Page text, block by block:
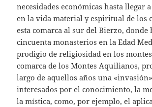
necesidades económicas hasta llegar
en la vida material y espiritual de los
esta comarca al sur del Bierzo, donde
cincuenta monasterios en la Edad
prodigio de religiosidad en los
comarca de los Montes Aquilianos,
largo de aquellos años una
interesados por el conocimiento, la
la mística, como, por ejemplo, el